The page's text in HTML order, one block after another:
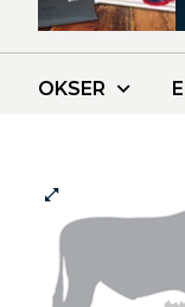
OKSER